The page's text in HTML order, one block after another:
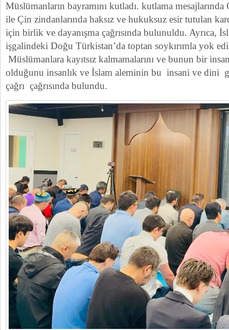
Müslümanların bayramını kutladı. kutlama
ile Çin zindanlarında haksız ve hukuksuz esir tutulan
için birlik ve dayanışma çağrısında bulunuldu. Ayrıca,
işgalindeki Doğu Türkistan’da toptan soykırımla yok
Müslümanlara kayıtsız kalmamalarını ve bunun bir
olduğunu insanlık ve İslam aleminin bu insani ve dini
çağrı çağrısında bulundu.